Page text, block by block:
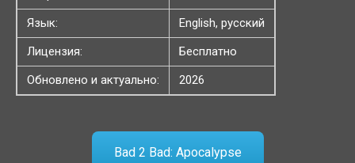
Язык:
English, русский
Лицензия:
Бесплатно
Обновлено и актуально:
2026
Bad 2 Bad: Apocalypse